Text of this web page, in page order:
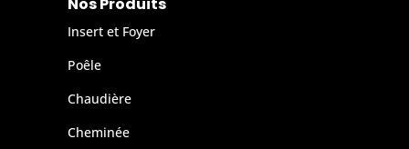
Insert et Foyer
Poêle
Chaudière
Cheminée